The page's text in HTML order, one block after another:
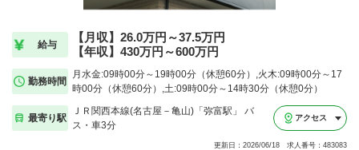
給与
【月収】26.0万円～37.5万円
【年収】430万円～600万円
勤務時間
月水金:09時00分～19時00分（休憩60分）,火木:09時00分～17
時00分（休憩60分）,土:09時00分～14時30分（休憩0分）
最寄り駅
ＪＲ関西本線(名古屋－亀山)「弥富駅」 バ
ス・車3分
アクセス
更新日：2026/06/18 求人番号：483083